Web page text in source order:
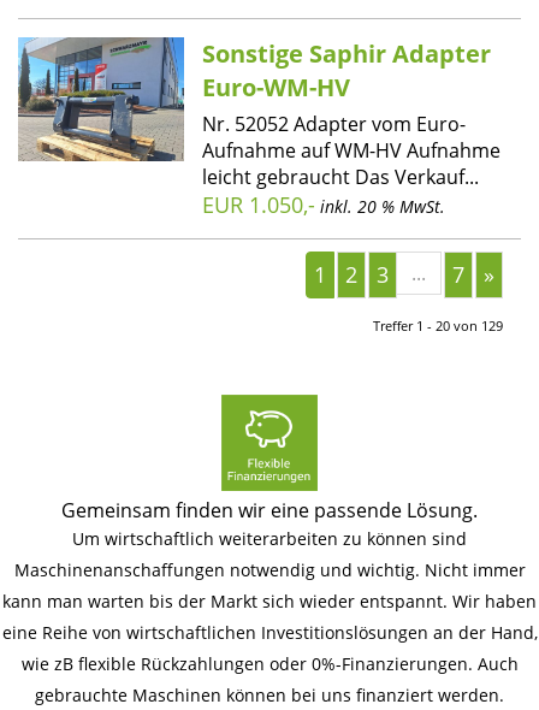
Sonstige Saphir Adapter
Euro-WM-HV
Nr. 52052 Adapter vom Euro-
Aufnahme auf WM-HV Aufnahme
leicht gebraucht Das Verkauf...
EUR 1.050,- inkl. 20 % MwSt.
1 2 3 ... 7 »
Treffer 1 - 20 von 129
Gemeinsam finden wir eine passende Lösung.
Um wirtschaftlich weiterarbeiten zu können sind
Maschinenanschaffungen notwendig und wichtig. Nicht immer
kann man warten bis der Markt sich wieder entspannt. Wir haben
eine Reihe von wirtschaftlichen Investitionslösungen an der Hand,
wie zB flexible Rückzahlungen oder 0%-Finanzierungen. Auch
gebrauchte Maschinen können bei uns finanziert werden.